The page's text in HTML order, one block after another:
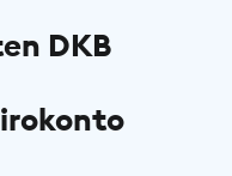
DKB